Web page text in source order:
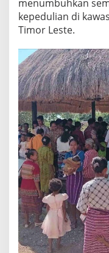
menumbuhkan
kepedulian di
Timor Leste.